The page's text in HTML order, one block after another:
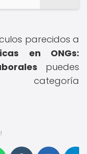
parecidos a
en ONGs:
puedes